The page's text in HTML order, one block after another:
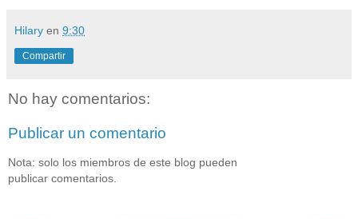
Hilary en 9:30
Compartir
No hay comentarios:
Publicar un comentario
Nota: solo los miembros de este blog pueden
publicar comentarios.